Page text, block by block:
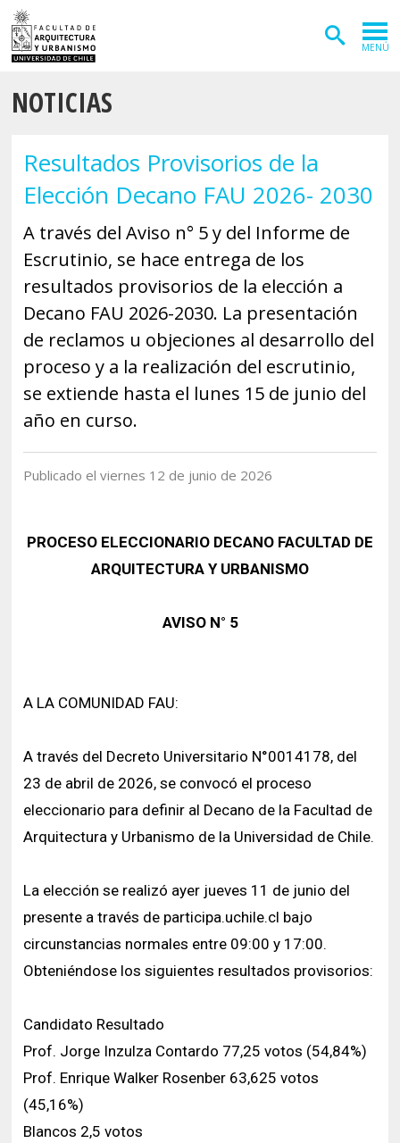
MENÚ
POSTGRADOS
EXTENSIÓN
DEPARTAMENTOS
Diseño
Geografía
INSTITUTOS
Vivienda
Historia y Patrimonio
FACULTAD
Funcionarios
NOTICIAS
Resultados Provisorios de la
Elección Decano FAU 2026- 2030
A través del Aviso n° 5 y del Informe de
Escrutinio, se hace entrega de los
resultados provisorios de la elección a
Decano FAU 2026-2030. La presentación
de reclamos u objeciones al desarrollo del
proceso y a la realización del escrutinio,
se extiende hasta el lunes 15 de junio del
año en curso.
Publicado el viernes 12 de junio de 2026
PROCESO ELECCIONARIO DECANO FACULTAD DE
ARQUITECTURA Y URBANISMO
AVISO N° 5
A LA COMUNIDAD FAU:
A través del Decreto Universitario N°0014178, del
23 de abril de 2026, se convocó el proceso
eleccionario para definir al Decano de la Facultad de
Arquitectura y Urbanismo de la Universidad de Chile.
La elección se realizó ayer jueves 11 de junio del
presente a través de participa.uchile.cl bajo
circunstancias normales entre 09:00 y 17:00.
Obteniéndose los siguientes resultados provisorios:
Candidato Resultado
Prof. Jorge Inzulza Contardo 77,25 votos (54,84%)
Prof. Enrique Walker Rosenber 63,625 votos
(45,16%)
Blancos 2,5 votos